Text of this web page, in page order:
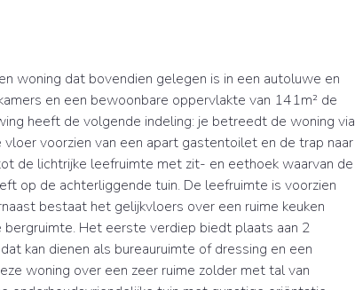
woning dat bovendien gelegen is in een autoluwe en
en een bewoonbare oppervlakte van 141m² de
heeft de volgende indeling: je betreedt de woning via
voorzien van een apart gastentoilet en de trap naar
de lichtrijke leefruimte met zit- en eethoek waarvan de
op de achterliggende tuin. De leefruimte is voorzien
bestaat het gelijkvloers over een ruime keuken
Het eerste verdiep biedt plaats aan 2
kan dienen als bureauruimte of dressing en een
woning over een zeer ruime zolder met tal van